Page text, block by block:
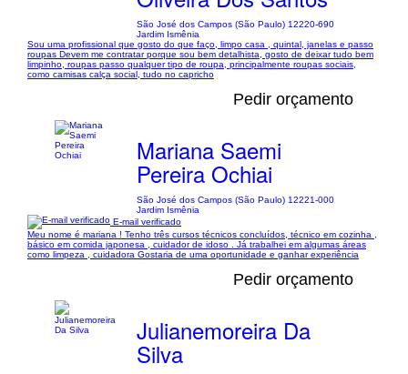
São José dos Campos (São Paulo) 12220-690
Jardim Ismênia
Sou uma profissional que gosto do que faço, limpo casa , quintal, janelas e passo
roupas Devem me contratar porque sou bem detalhista, gosto de deixar tudo bem
limpinho, roupas passo qualquer tipo de roupa, principalmente roupas sociais,
como camisas calça social, tudo no capricho
Pedir orçamento
Mariana Saemi
Pereira Ochiai
São José dos Campos (São Paulo) 12221-000
Jardim Ismênia
E-mail verificado
Meu nome é mariana ! Tenho três cursos técnicos concluídos, técnico em cozinha ,
básico em comida japonesa , cuidador de idoso . Já trabalhei em algumas áreas
como limpeza , cuidadora Gostaria de uma oportunidade e ganhar experiência
Pedir orçamento
Julianemoreira Da
Silva